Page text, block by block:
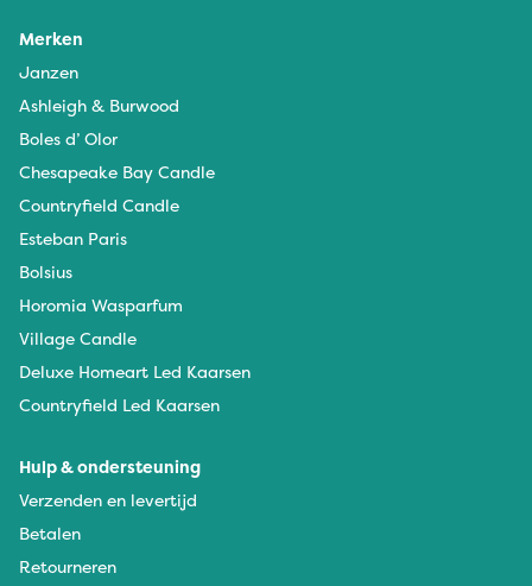
Merken
Janzen
Ashleigh & Burwood
Boles d’ Olor
Chesapeake Bay Candle
Countryfield Candle
Esteban Paris
Bolsius
Horomia Wasparfum
Village Candle
Deluxe Homeart Led Kaarsen
Countryfield Led Kaarsen
Hulp & ondersteuning
Verzenden en levertijd
Betalen
Retourneren